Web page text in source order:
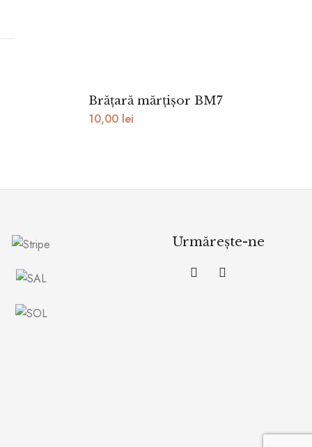
Brățară mărțișor BM7
10,00 lei
Urmărește-ne